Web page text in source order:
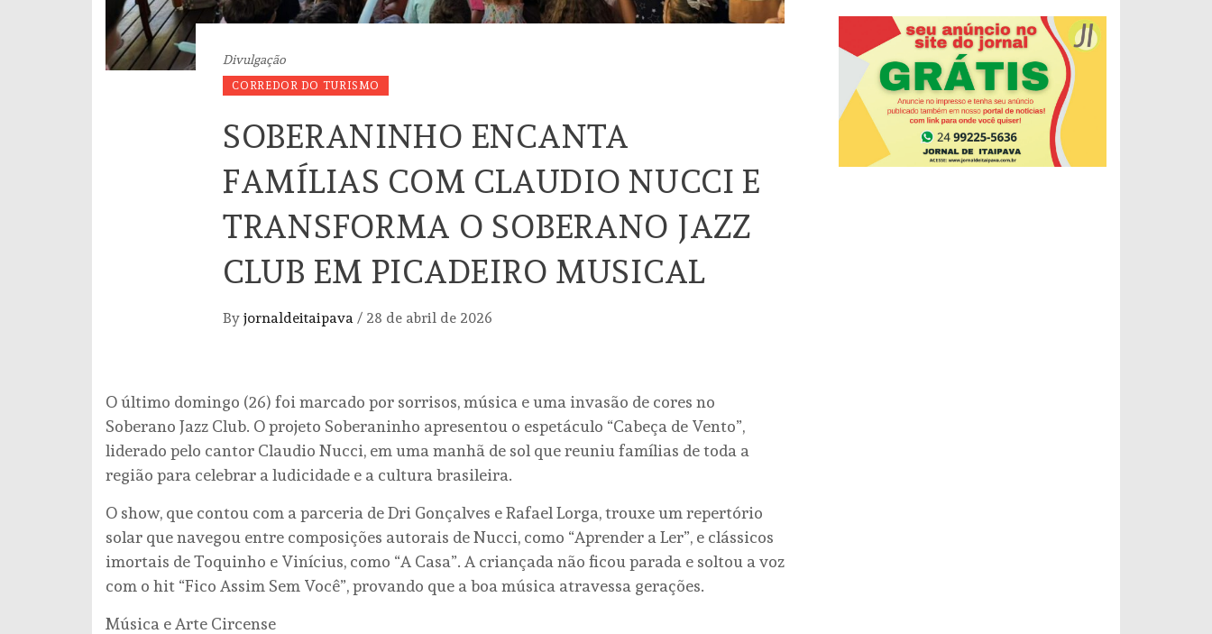
Divulgação
CORREDOR DO TURISMO
SOBERANINHO ENCANTA
FAMÍLIAS COM CLAUDIO NUCCI E
TRANSFORMA O SOBERANO JAZZ
CLUB EM PICADEIRO MUSICAL
By jornaldeitaipava / 28 de abril de 2026
O último domingo (26) foi marcado por sorrisos, música e uma invasão de cores no
Soberano Jazz Club. O projeto Soberaninho apresentou o espetáculo “Cabeça de Vento”,
liderado pelo cantor Claudio Nucci, em uma manhã de sol que reuniu famílias de toda a
região para celebrar a ludicidade e a cultura brasileira.
O show, que contou com a parceria de Dri Gonçalves e Rafael Lorga, trouxe um repertório
solar que navegou entre composições autorais de Nucci, como “Aprender a Ler”, e clássicos
imortais de Toquinho e Vinícius, como “A Casa”. A criançada não ficou parada e soltou a voz
com o hit “Fico Assim Sem Você”, provando que a boa música atravessa gerações.
Música e Arte Circense